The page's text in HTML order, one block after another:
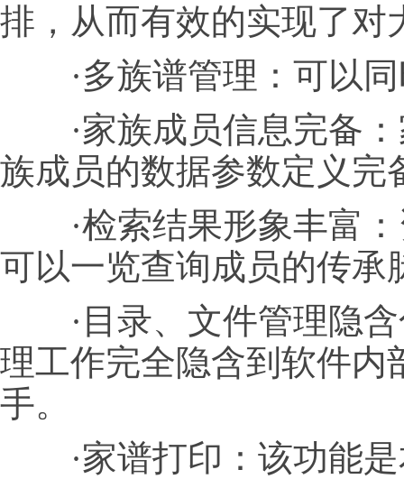
排，从而有效的实现了对
·多族谱管理：可以同
·家族成员信息完备：
族成员的数据参数定义完
·检索结果形象丰富：
可以一览查询成员的传承
·目录、文件管理隐含
理工作完全隐含到软件内
手。
·家谱打印：该功能是